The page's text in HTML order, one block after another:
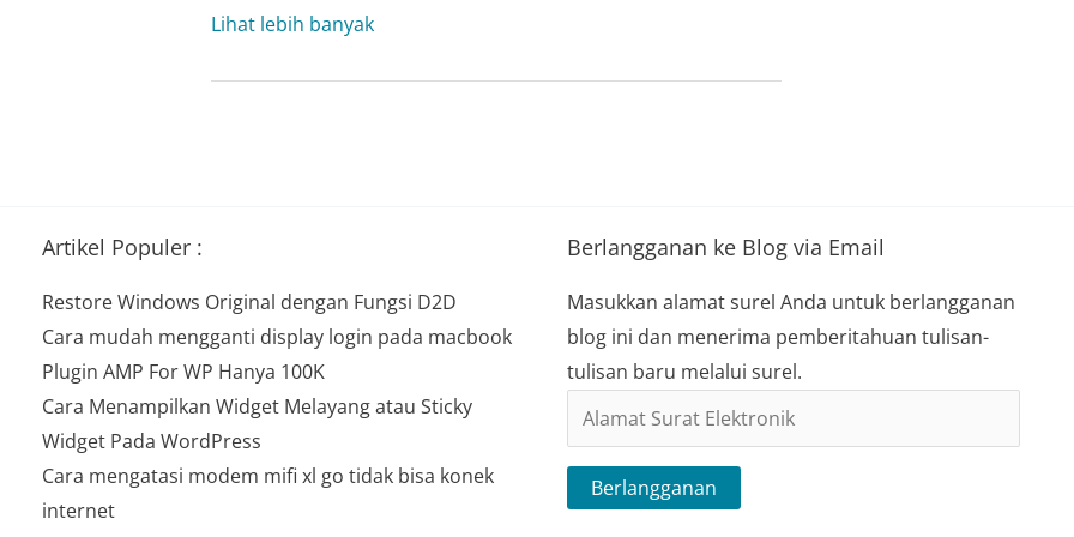
Overview
Lihat lebih banyak
Artikel Populer :
Restore Windows Original dengan Fungsi D2D
Cara mudah mengganti display login pada macbook
Plugin AMP For WP Hanya 100K
Cara Menampilkan Widget Melayang atau Sticky
Widget Pada WordPress
Cara mengatasi modem mifi xl go tidak bisa konek
internet
Berlangganan ke Blog via Email
Masukkan alamat surel Anda untuk berlangganan
blog ini dan menerima pemberitahuan tulisan-
tulisan baru melalui surel.
Alamat
Surat
Elektronik
Berlangganan